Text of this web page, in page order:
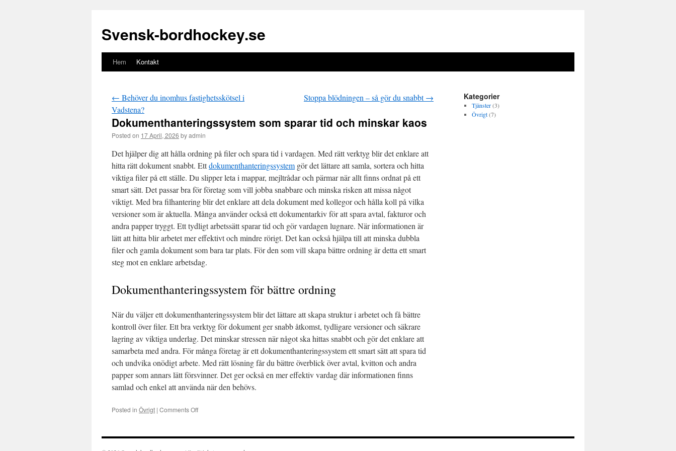
Svensk-bordhockey.se
Gå
innehåll
Hem Kontakt
← Behöver du inomhus fastighetsskötsel i
Vadstena?
Stoppa blödningen – så gör du snabbt→
Dokumenthanteringssystem som sparar tid och minskar kaos
Posted on 17 April, 2026 byadmin
Det hjälper dig att hålla ordning på filer och spara tid i vardagen. Med rätt verktyg blir det enklare att
hitta rätt dokument snabbt. Ettdokumenthanteringssystem gör det lättare att samla, sortera och hitta
viktiga filer på ett ställe. Du slipper leta i mappar, mejltrådar och pärmar när allt finns ordnat på ett
smart sätt. Det passar bra för företag som vill jobba snabbare och minska risken att missa något
viktigt. Med bra filhantering blir det enklare att dela dokument med kollegor och hålla koll på vilka
versioner som är aktuella. Många använder också ett dokumentarkiv för att spara avtal, fakturor och
andra papper tryggt. Ett tydligt arbetssätt sparar tid och gör vardagen lugnare. När informationen är
lätt att hitta blir arbetet mer effektivt och mindre rörigt. Det kan också hjälpa till att minska dubbla
filer och gamla dokument som bara tar plats. För den som vill skapa bättre ordning är detta ett smart
steg mot en enklare arbetsdag.
Dokumenthanteringssystem för bättre ordning
När du väljer ett dokumenthanteringssystem blir det lättare att skapa struktur i arbetet och få bättre
kontroll över filer. Ett bra verktyg för dokument ger snabb åtkomst, tydligare versioner och säkrare
lagring av viktiga underlag. Det minskar stressen när något ska hittas snabbt och gör det enklare att
samarbeta med andra. För många företag är ett dokumenthanteringssystem ett smart sätt att spara tid
och undvika onödigt arbete. Med rätt lösning får du bättre överblick över avtal, kvitton och andra
papper som annars lätt försvinner. Det ger också en mer effektiv vardag där informationen finns
samlad och enkel att använda när den behövs.
Posted in Övrigt | Comments Off
sparar
Kategorier
Tjänster(3)
Övrigt(7)